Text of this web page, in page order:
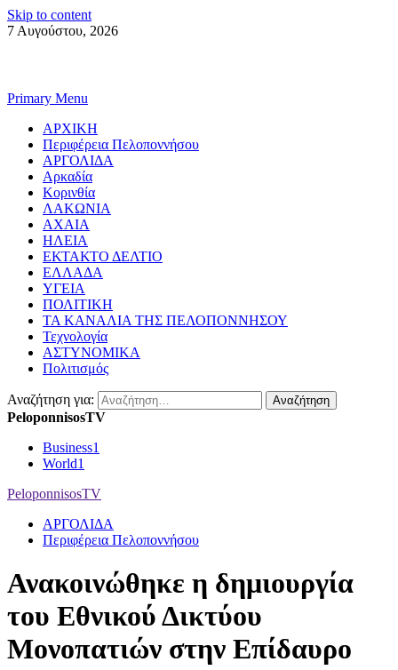
Skip to content
7 Αυγούστου, 2026
Primary Menu
ΑΡΧΙΚΗ
Περιφέρεια Πελοποννήσου
ΑΡΓΟΛΙΔΑ
Αρκαδία
Κορινθία
ΛΑΚΩΝΙΑ
ΑΧΑΙΑ
ΗΛΕΙΑ
ΕΚΤΑΚΤΟ ΔΕΛΤΙΟ
ΕΛΛΑΔΑ
ΥΓΕΙΑ
ΠΟΛΙΤΙΚΗ
ΤΑ ΚΑΝΑΛΙΑ ΤΗΣ ΠΕΛΟΠΟΝΝΗΣΟΥ
Τεχνολογία
ΑΣΤΥΝΟΜΙΚΑ
Πολιτισμός
Αναζήτηση για:
PeloponnisosTV
Business1
World1
PeloponnisosTV
ΑΡΓΟΛΙΔΑ
Περιφέρεια Πελοποννήσου
Ανακοινώθηκε η δημιουργία
του Εθνικού Δικτύου
Μονοπατιών στην Επίδαυρο